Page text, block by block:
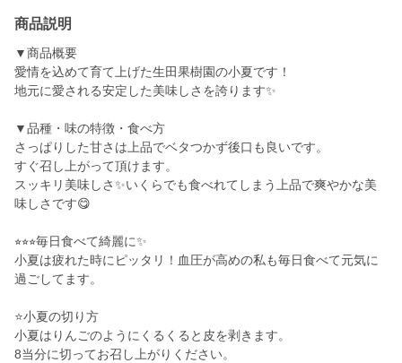
商品説明
▼商品概要
愛情を込めて育て上げた生田果樹園の小夏です！
地元に愛される安定した美味しさを誇ります✨
▼品種・味の特徴・食べ方
さっぱりした甘さは上品でベタつかず後口も良いです。
すぐ召し上がって頂けます。
スッキリ美味しさ✨いくらでも食べれてしまう上品で爽やかな美
味しさです😋
⭐︎⭐︎⭐︎毎日食べて綺麗に✨
小夏は疲れた時にピッタリ！血圧が高めの私も毎日食べて元気に
過ごしてます。
⭐️小夏の切り方
小夏はりんごのようにくるくると皮を剥きます。
8当分に切ってお召し上がりください。